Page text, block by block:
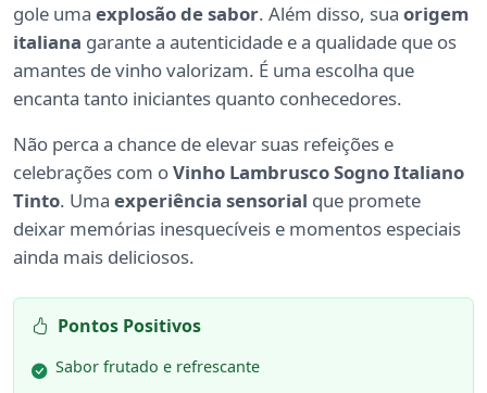
gole uma explosão de sabor. Além disso, sua origem
italiana garante a autenticidade e a qualidade que os
amantes de vinho valorizam. É uma escolha que
encanta tanto iniciantes quanto conhecedores.
Não perca a chance de elevar suas refeições e
celebrações com oVinho Lambrusco Sogno Italiano
Tinto. Uma experiência sensorial que promete
deixar memórias inesquecíveis e momentos especiais
ainda mais deliciosos.
Pontos Positivos
Sabor frutado e refrescante